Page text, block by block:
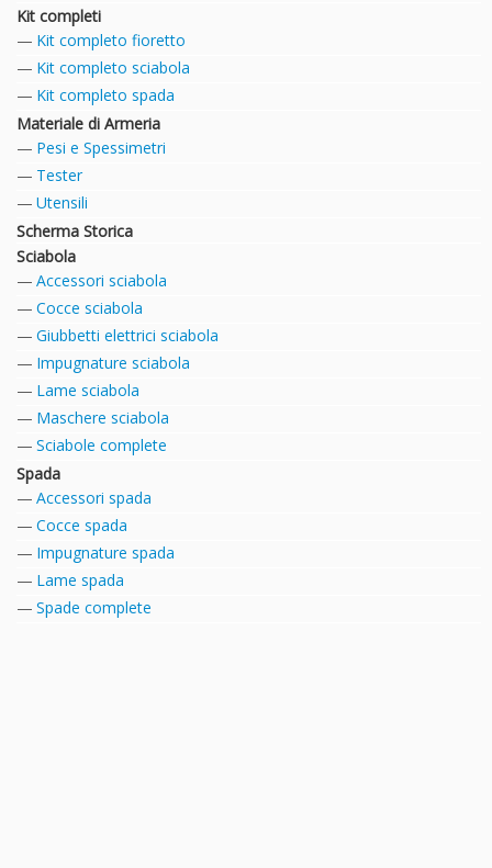
Kit completi
Kit completo fioretto
Kit completo sciabola
Kit completo spada
Materiale di Armeria
Pesi e Spessimetri
Tester
Utensili
Scherma Storica
Sciabola
Accessori sciabola
Cocce sciabola
Giubbetti elettrici sciabola
Impugnature sciabola
Lame sciabola
Maschere sciabola
Sciabole complete
Spada
Accessori spada
Cocce spada
Impugnature spada
Lame spada
Spade complete